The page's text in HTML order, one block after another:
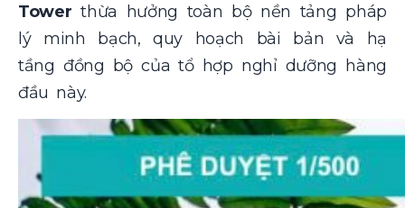
Tower thừa hưởng toàn bộ nền tảng pháp
lý minh bạch, quy hoạch bài bản và hạ
tầng đồng bộ của tổ hợp nghỉ dưỡng hàng
đầu này.